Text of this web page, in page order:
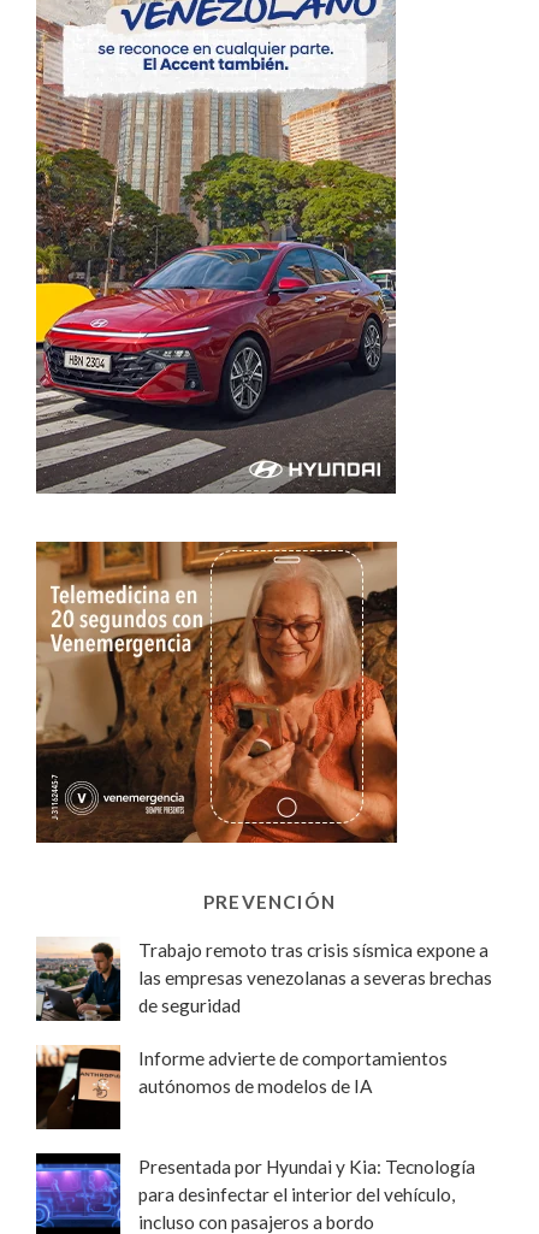
PREVENCIÓN
Trabajo remoto tras crisis sísmica expone a
las empresas venezolanas a severas brechas
de seguridad
Informe advierte de comportamientos
autónomos de modelos de IA
Presentada por Hyundai y Kia: Tecnología
para desinfectar el interior del vehículo,
incluso con pasajeros a bordo